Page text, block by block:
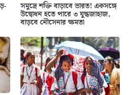
সমুদ্রে শক্তি বাড়াবে ভারত! একসঙ্গে
উদ্বোধন হতে পারে ৩ যুদ্ধজাহাজ,
বাড়বে নৌসেনার ক্ষমতা